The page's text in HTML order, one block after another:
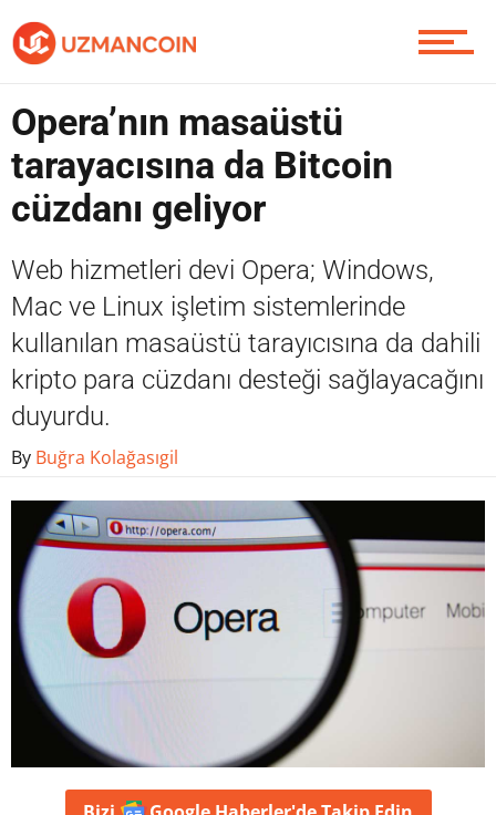
Yazarlardan
Piyasa
Contact / İletişim
Opera’nın masaüstü
tarayacısına da Bitcoin
cüzdanı geliyor
Web hizmetleri devi Opera; Windows,
Mac ve Linux işletim sistemlerinde
kullanılan masaüstü tarayıcısına da dahili
kripto para cüzdanı desteği sağlayacağını
duyurdu.
By Buğra Kolağasıgil